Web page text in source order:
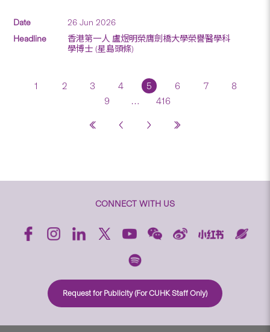
26 Jun 2026
香港第一人 盧煜明榮膺劍橋大學榮譽醫學科
學博士 (星島頭條)
1 2 3 4 5 6 7
8
9
… 416
CONNECT WITH US
Request for Publicity (For CUHK Staff Only)